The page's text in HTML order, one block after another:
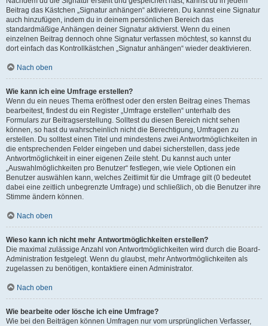
Beitrag das Kästchen „Signatur anhängen“ aktivieren. Du kannst eine Signatur
auch hinzufügen, indem du in deinem persönlichen Bereich das
standardmäßige Anhängen deiner Signatur aktivierst. Wenn du einen
einzelnen Beitrag dennoch ohne Signatur verfassen möchtest, so kannst du
dort einfach das Kontrollkästchen „Signatur anhängen“ wieder deaktivieren.
Nach oben
Wie kann ich eine Umfrage erstellen?
Wenn du ein neues Thema eröffnest oder den ersten Beitrag eines Themas
bearbeitest, findest du ein Register „Umfrage erstellen“ unterhalb des
Formulars zur Beitragserstellung. Solltest du diesen Bereich nicht sehen
können, so hast du wahrscheinlich nicht die Berechtigung, Umfragen zu
erstellen. Du solltest einen Titel und mindestens zwei Antwortmöglichkeiten in
die entsprechenden Felder eingeben und dabei sicherstellen, dass jede
Antwortmöglichkeit in einer eigenen Zeile steht. Du kannst auch unter
„Auswahlmöglichkeiten pro Benutzer“ festlegen, wie viele Optionen ein
Benutzer auswählen kann, welches Zeitlimit für die Umfrage gilt (0 bedeutet
dabei eine zeitlich unbegrenzte Umfrage) und schließlich, ob die Benutzer ihre
Stimme ändern können.
Nach oben
Wieso kann ich nicht mehr Antwortmöglichkeiten erstellen?
Die maximal zulässige Anzahl von Antwortmöglichkeiten wird durch die Board-
Administration festgelegt. Wenn du glaubst, mehr Antwortmöglichkeiten als
zugelassen zu benötigen, kontaktiere einen Administrator.
Nach oben
Wie bearbeite oder lösche ich eine Umfrage?
Wie bei den Beiträgen können Umfragen nur vom ursprünglichen Verfasser,